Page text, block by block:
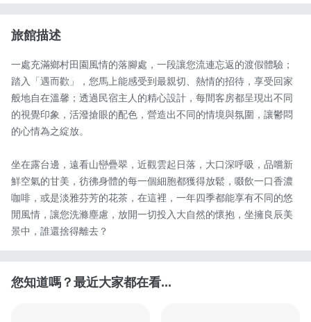
旅館描述
一處充滿鄉村田園風情的落腳處，一段讓您流連忘返的渡假體驗；
踏入「遇而歡」，您馬上能感受到最親切、熱情的招待，享受回家
般地自在溫馨；透過民宿主人的精心設計，每間客房都呈現出不同
的視覺印象，活潑搶眼的配色，營造出不同的情境與氛圍，讓鬱悶
的心情為之綻放。
坐在露台邊，遠看山巒疊翠，近觀雲起日落，大口深呼吸，品嚐新
鮮空氣的甘美，彷彿身體的每一個細胞都獲得放鬆，啜飲一口香濃
咖啡，或是淡雅芬芳的花茶，在這裡，一年四季都能享有不同的悠
閒風情，讓您洗滌塵慮，放開一切投入大自然的懷抱，坐擁良辰美
景中，誰還捨得離去？
您知道嗎？最近大家都在看...